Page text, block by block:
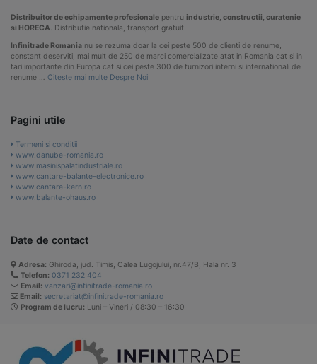
Distribuitor de echipamente profesionale pentru industrie, constructii, curatenie
si HORECA. Distributie nationala, transport gratuit.
Infinitrade Romania nu se rezuma doar la cei peste 500 de clienti de renume,
constant deserviti, mai mult de 250 de marci comercializate atat in Romania cat si in
tari importante din Europa cat si cei peste 300 de furnizori interni si internationali de
renume … Citeste mai multe Despre Noi
Pagini utile
Termeni si conditii
www.danube-romania.ro
www.masinispalatindustriale.ro
www.cantare-balante-electronice.ro
www.cantare-kern.ro
www.balante-ohaus.ro
Date de contact
Adresa: Ghiroda, jud. Timis, Calea Lugojului, nr.47/B, Hala nr. 3
Telefon: 0371 232 404
Email: vanzari@infinitrade-romania.ro
Email: secretariat@infinitrade-romania.ro
Program de lucru: Luni – Vineri / 08:30 – 16:30